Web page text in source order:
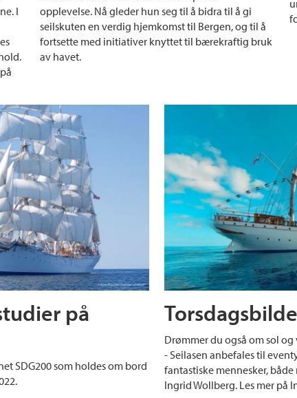
I
opplevelse. Nå gleder hun seg til å bidra til å gi
seilskuten en verdig hjemkomst til Bergen, og til å
fortsette med initiativer knyttet til bærekraftig bruk
av havet.
på
SDG200 som holdes om bord
Drømmer du også om sol og
- Seilasen anbefales til
fantastiske mennesker,
Ingrid Wollberg. Les mer på